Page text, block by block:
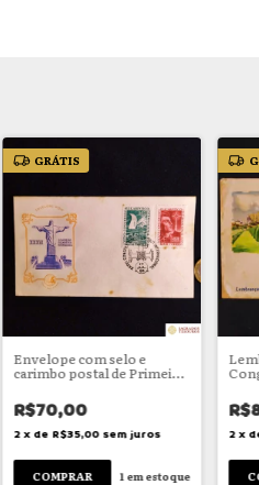
GRÁTIS
Envelope com selo e
carimbo postal de Primeiro
Dia de Circulação - XXXVI
Congresso Eucarístico
Internacional
R$70,00
2 x de R$35,00 sem juros
1 em estoque
2 x